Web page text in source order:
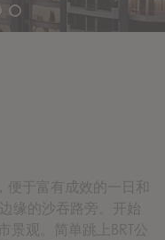
于富有成效的一日和
缘的沙吞路旁。开始
景观。简单跳上BRT公